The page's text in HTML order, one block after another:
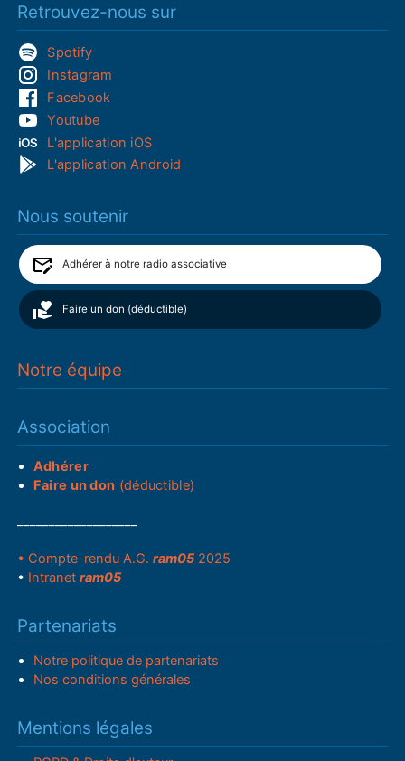
Retrouvez-nous sur
Spotify
Instagram
Facebook
Youtube
L'application iOS
L'application Android
Nous soutenir
Adhérer à notre radio associative
Faire un don (déductible)
Notre équipe
Association
Adhérer
Faire un don (déductible)
• Compte-rendu A.G.ram05 2025
• Intranetram05
Partenariats
Notre politique de partenariats
Nos conditions générales
Mentions légales